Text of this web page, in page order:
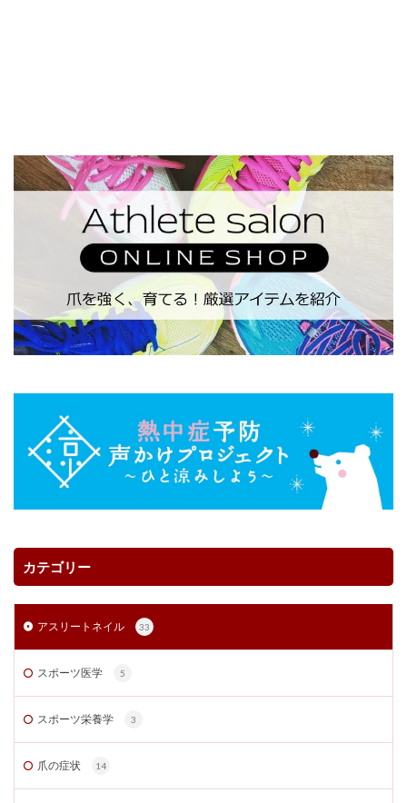
カテゴリー
アスリートネイル 33
スポーツ医学 5
スポーツ栄養学 3
爪の症状 14